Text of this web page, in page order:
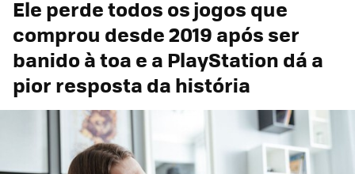
Ele perde todos os jogos que
comprou desde 2019 após ser
banido à toa e a PlayStation dá a
pior resposta da história